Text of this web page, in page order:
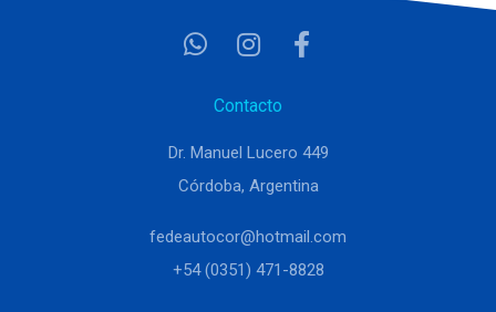
Contacto
Dr. Manuel Lucero 449
Córdoba, Argentina
fedeautocor@hotmail.com
+54 (0351) 471-8828